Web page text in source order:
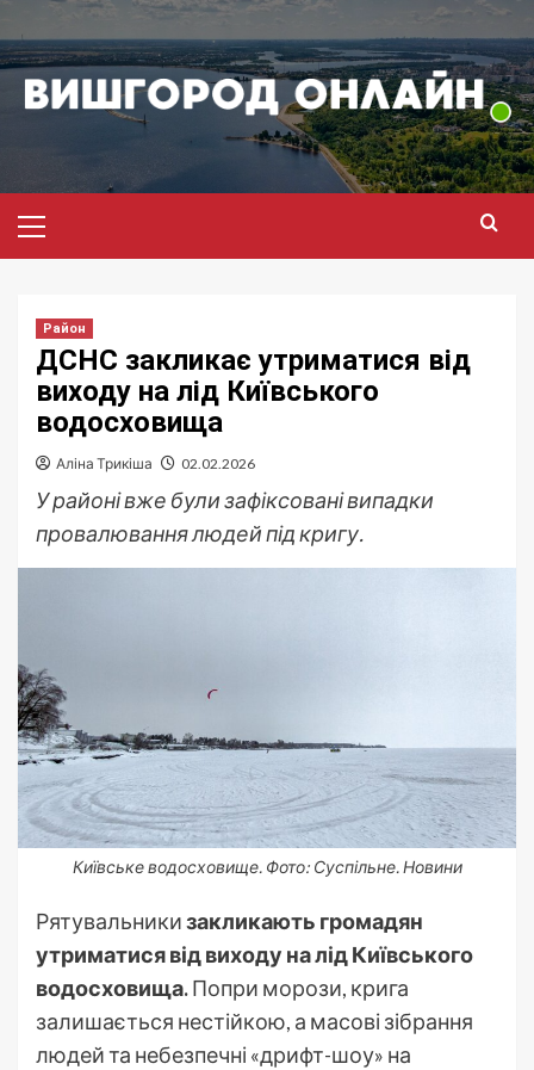
до
вмісту
меню
Район
ДСНС закликає утриматися від
виходу на лід Київського
водосховища
Аліна Трикіша 02.02.2026
У районі вже були зафіксовані випадки
провалювання людей під кригу.
Київське водосховище. Фото: Суспільне. Новини
Рятувальникизакликають громадян
утриматися від виходу на лід Київського
водосховища.Попри морози, крига
залишається нестійкою, а масові зібрання
людей та небезпечні «дрифт-шоу» на